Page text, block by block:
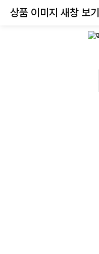
상품 이미지 새창 보기